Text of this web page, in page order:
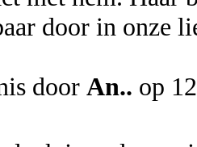
door in onze
door An.. op